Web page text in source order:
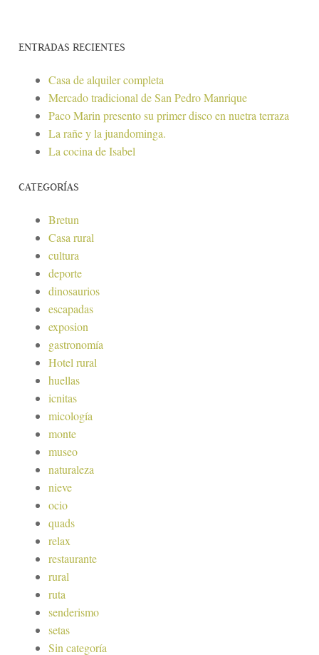
ENTRADAS RECIENTES
Casa de alquiler completa
Mercado tradicional de San Pedro Manrique
Paco Marin presento su primer disco en nuetra terraza
La rañe y la juandominga.
La cocina de Isabel
CATEGORÍAS
Bretun
Casa rural
cultura
deporte
dinosaurios
escapadas
exposion
gastronomía
Hotel rural
huellas
icnitas
micología
monte
museo
naturaleza
nieve
ocio
quads
relax
restaurante
rural
ruta
senderismo
setas
Sin categoría